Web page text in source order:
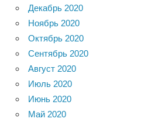
Декабрь 2020
Ноябрь 2020
Октябрь 2020
Сентябрь 2020
Август 2020
Июль 2020
Июнь 2020
Май 2020